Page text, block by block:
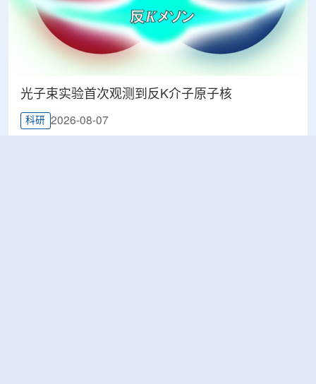
光子束实验首次观测到反K介子原子核
科研 2026-08-07